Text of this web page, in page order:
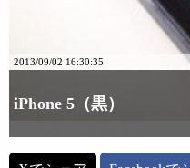
2013/09/02 16:30:35
iPhone 5（黒）